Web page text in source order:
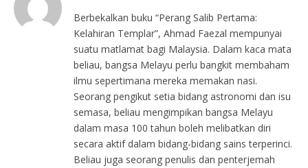
Berbekalkan buku “Perang Salib Pertama:
Kelahiran Templar”, Ahmad Faezal mempunyai
suatu matlamat bagi Malaysia. Dalam kaca mata
beliau, bangsa Melayu perlu bangkit membaham
ilmu sepertimana mereka memakan nasi.
Seorang pengikut setia bidang astronomi dan isu
semasa, beliau mengimpikan bangsa Melayu
dalam masa 100 tahun boleh melibatkan diri
secara aktif dalam bidang-bidang sains terperinci.
Beliau juga seorang penulis dan penterjemah